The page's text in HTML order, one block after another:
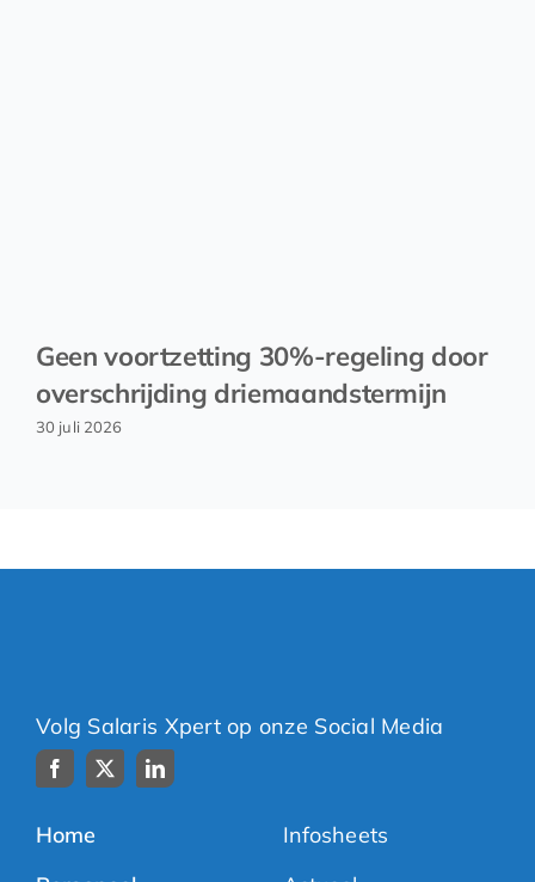
Geen voortzetting 30%-regeling door
overschrijding driemaandstermijn
30 juli 2026
Volg Salaris Xpert op onze Social Media
Home
Infosheets